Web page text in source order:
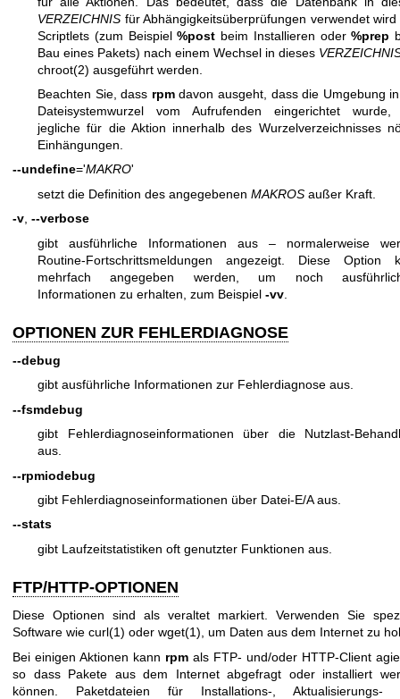
VERZEICHNIS für Abhängigkeitsüberprüfungen verwendet wird
Scriptlets (zum Beispiel%post beim Installieren oder%prep
Bau eines Pakets) nach einem Wechsel in dieses
chroot(2) ausgeführt werden.
Beachten Sie, dass rpmdavon ausgeht, dass die Umgebung
Dateisystemwurzel vom Aufrufenden eingerichtet wurde,
jegliche für die Aktion innerhalb des Wurzelverzeichnisses
Einhängungen.
--undefine='MAKRO'
setzt die Definition des angegebenen MAKROS außer Kraft.
-v --verbose
gibt ausführliche Informationen aus – normalerweise
Routine-Fortschrittsmeldungen angezeigt. Diese Option
mehrfach angegeben werden, um noch
Informationen zu erhalten, zum Beispiel -vv
OPTIONEN ZUR FEHLERDIAGNOSE
--debug
gibt ausführliche Informationen zur Fehlerdiagnose aus.
--fsmdebug
gibt Fehlerdiagnoseinformationen über die Nutzlast-
aus.
--rpmiodebug
gibt Fehlerdiagnoseinformationen über Datei-E/A aus.
--stats
gibt Laufzeitstatistiken oft genutzter Funktionen aus.
FTP/HTTP-OPTIONEN
Diese Optionen sind als veraltet markiert. Verwenden Sie
Software wie curl(1) oder wget(1), um Daten aus dem Internet zu
Bei einigen Aktionen kann rpm als FTP- und/oder HTTP-Client
so dass Pakete aus dem Internet abgefragt oder installiert
können. Paketdateien für Installations-, Aktualisierungs-